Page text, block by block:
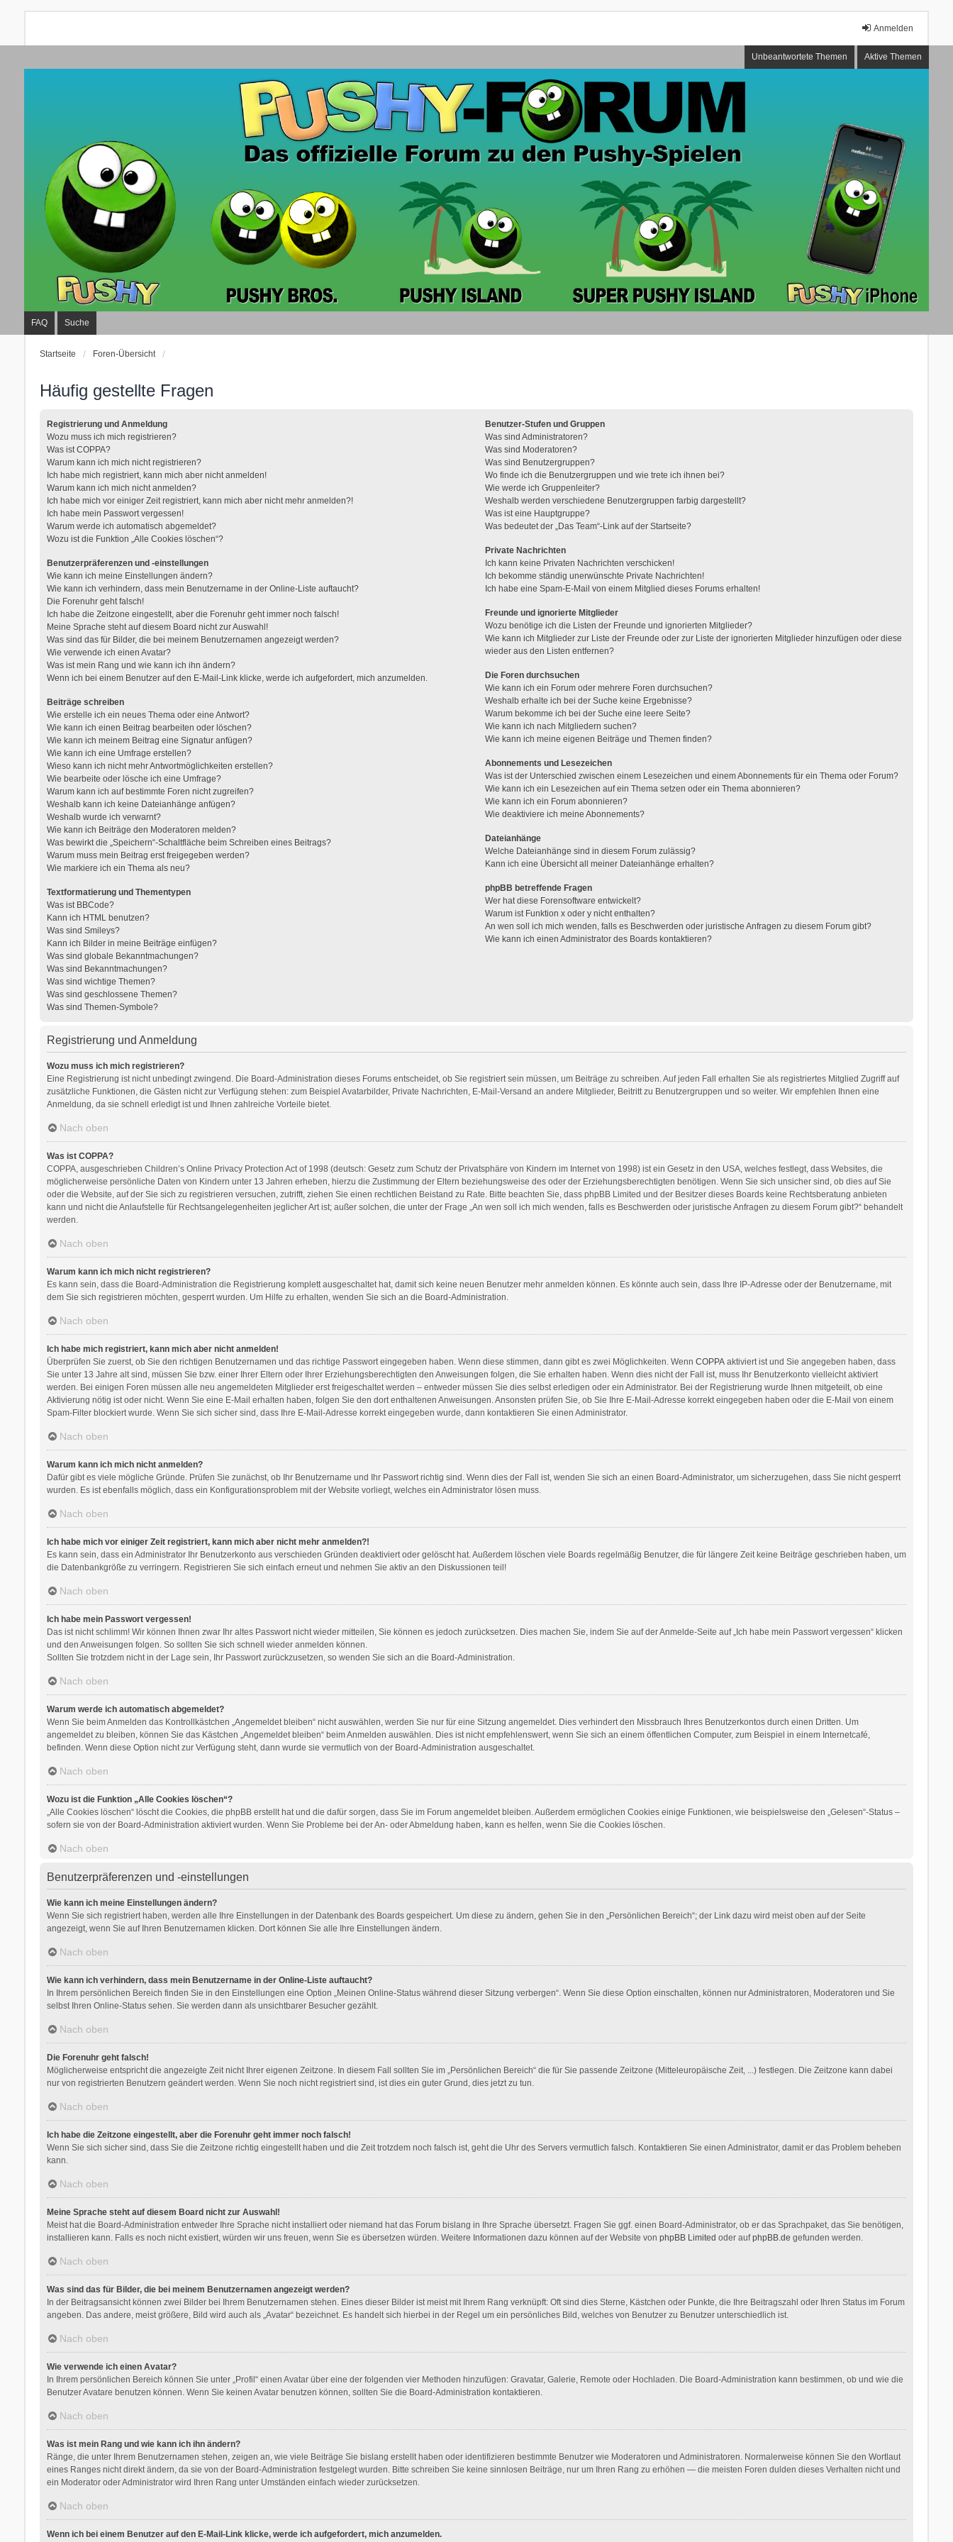
Anmelden
Unbeantwortete Themen Aktive Themen
FAQ Suche
Startseite Foren-Übersicht
Häufig gestellte Fragen
Registrierung und Anmeldung
Wozu muss ich mich registrieren?
Was ist COPPA?
Warum kann ich mich nicht registrieren?
Ich habe mich registriert, kann mich aber nicht anmelden!
Warum kann ich mich nicht anmelden?
Ich habe mich vor einiger Zeit registriert, kann mich aber nicht mehr anmelden?!
Ich habe mein Passwort vergessen!
Warum werde ich automatisch abgemeldet?
Wozu ist die Funktion „Alle Cookies löschen“?
Benutzerpräferenzen und -einstellungen
Wie kann ich meine Einstellungen ändern?
Wie kann ich verhindern, dass mein Benutzername in der Online-Liste auftaucht?
Die Forenuhr geht falsch!
Ich habe die Zeitzone eingestellt, aber die Forenuhr geht immer noch falsch!
Meine Sprache steht auf diesem Board nicht zur Auswahl!
Was sind das für Bilder, die bei meinem Benutzernamen angezeigt werden?
Wie verwende ich einen Avatar?
Was ist mein Rang und wie kann ich ihn ändern?
Wenn ich bei einem Benutzer auf den E-Mail-Link klicke, werde ich aufgefordert, mich anzumelden.
Beiträge schreiben
Wie erstelle ich ein neues Thema oder eine Antwort?
Wie kann ich einen Beitrag bearbeiten oder löschen?
Wie kann ich meinem Beitrag eine Signatur anfügen?
Wie kann ich eine Umfrage erstellen?
Wieso kann ich nicht mehr Antwortmöglichkeiten erstellen?
Wie bearbeite oder lösche ich eine Umfrage?
Warum kann ich auf bestimmte Foren nicht zugreifen?
Weshalb kann ich keine Dateianhänge anfügen?
Weshalb wurde ich verwarnt?
Wie kann ich Beiträge den Moderatoren melden?
Was bewirkt die „Speichern“-Schaltfläche beim Schreiben eines Beitrags?
Warum muss mein Beitrag erst freigegeben werden?
Wie markiere ich ein Thema als neu?
Textformatierung und Thementypen
Was ist BBCode?
Kann ich HTML benutzen?
Was sind Smileys?
Kann ich Bilder in meine Beiträge einfügen?
Was sind globale Bekanntmachungen?
Was sind Bekanntmachungen?
Was sind wichtige Themen?
Was sind geschlossene Themen?
Was sind Themen-Symbole?
Benutzer-Stufen und Gruppen
Was sind Administratoren?
Was sind Moderatoren?
Was sind Benutzergruppen?
Wo finde ich die Benutzergruppen und wie trete ich ihnen bei?
Wie werde ich Gruppenleiter?
Weshalb werden verschiedene Benutzergruppen farbig dargestellt?
Was ist eine Hauptgruppe?
Was bedeutet der „Das Team“-Link auf der Startseite?
Private Nachrichten
Ich kann keine Privaten Nachrichten verschicken!
Ich bekomme ständig unerwünschte Private Nachrichten!
Ich habe eine Spam-E-Mail von einem Mitglied dieses Forums erhalten!
Freunde und ignorierte Mitglieder
Wozu benötige ich die Listen der Freunde und ignorierten Mitglieder?
Wie kann ich Mitglieder zur Liste der Freunde oder zur Liste der ignorierten Mitglieder hinzufügen oder diese
wieder aus den Listen entfernen?
Die Foren durchsuchen
Wie kann ich ein Forum oder mehrere Foren durchsuchen?
Weshalb erhalte ich bei der Suche keine Ergebnisse?
Warum bekomme ich bei der Suche eine leere Seite?
Wie kann ich nach Mitgliedern suchen?
Wie kann ich meine eigenen Beiträge und Themen finden?
Abonnements und Lesezeichen
Was ist der Unterschied zwischen einem Lesezeichen und einem Abonnements für ein Thema oder Forum?
Wie kann ich ein Lesezeichen auf ein Thema setzen oder ein Thema abonnieren?
Wie kann ich ein Forum abonnieren?
Wie deaktiviere ich meine Abonnements?
Dateianhänge
Welche Dateianhänge sind in diesem Forum zulässig?
Kann ich eine Übersicht all meiner Dateianhänge erhalten?
phpBB betreffende Fragen
Wer hat diese Forensoftware entwickelt?
Warum ist Funktion x oder y nicht enthalten?
An wen soll ich mich wenden, falls es Beschwerden oder juristische Anfragen zu diesem Forum gibt?
Wie kann ich einen Administrator des Boards kontaktieren?
Registrierung und Anmeldung
Wozu muss ich mich registrieren?
Eine Registrierung ist nicht unbedingt zwingend. Die Board-Administration dieses Forums entscheidet, ob Sie registriert sein müssen, um Beiträge zu schreiben. Auf jeden Fall erhalten Sie als registriertes Mitglied Zugriff auf
zusätzliche Funktionen, die Gästen nicht zur Verfügung stehen: zum Beispiel Avatarbilder, Private Nachrichten, E-Mail-Versand an andere Mitglieder, Beitritt zu Benutzergruppen und so weiter. Wir empfehlen Ihnen eine
Anmeldung, da sie schnell erledigt ist und Ihnen zahlreiche Vorteile bietet.
Nach oben
Was ist COPPA?
COPPA, ausgeschrieben Children’s Online Privacy Protection Act of 1998 (deutsch: Gesetz zum Schutz der Privatsphäre von Kindern im Internet von 1998) ist ein Gesetz in den USA, welches festlegt, dass Websites, die
möglicherweise persönliche Daten von Kindern unter 13 Jahren erheben, hierzu die Zustimmung der Eltern beziehungsweise des oder der Erziehungsberechtigten benötigen. Wenn Sie sich unsicher sind, ob dies auf Sie
oder die Website, auf der Sie sich zu registrieren versuchen, zutrifft, ziehen Sie einen rechtlichen Beistand zu Rate. Bitte beachten Sie, dass phpBB Limited und der Besitzer dieses Boards keine Rechtsberatung anbieten
kann und nicht die Anlaufstelle für Rechtsangelegenheiten jeglicher Art ist; außer solchen, die unter der Frage „An wen soll ich mich wenden, falls es Beschwerden oder juristische Anfragen zu diesem Forum gibt?“ behandelt
werden.
Nach oben
Warum kann ich mich nicht registrieren?
Es kann sein, dass die Board-Administration die Registrierung komplett ausgeschaltet hat, damit sich keine neuen Benutzer mehr anmelden können. Es könnte auch sein, dass Ihre IP-Adresse oder der Benutzername, mit
dem Sie sich registrieren möchten, gesperrt wurden. Um Hilfe zu erhalten, wenden Sie sich an die Board-Administration.
Nach oben
Ich habe mich registriert, kann mich aber nicht anmelden!
Überprüfen Sie zuerst, ob Sie den richtigen Benutzernamen und das richtige Passwort eingegeben haben. Wenn diese stimmen, dann gibt es zwei Möglichkeiten. Wenn COPPAaktiviert ist und Sie angegeben haben, dass
Sie unter 13 Jahre alt sind, müssen Sie bzw. einer Ihrer Eltern oder Ihrer Erziehungsberechtigten den Anweisungen folgen, die Sie erhalten haben. Wenn dies nicht der Fall ist, muss Ihr Benutzerkonto vielleicht aktiviert
werden. Bei einigen Foren müssen alle neu angemeldeten Mitglieder erst freigeschaltet werden – entweder müssen Sie dies selbst erledigen oder ein Administrator. Bei der Registrierung wurde Ihnen mitgeteilt, ob eine
Aktivierung nötig ist oder nicht. Wenn Sie eine E-Mail erhalten haben, folgen Sie den dort enthaltenen Anweisungen. Ansonsten prüfen Sie, ob Sie Ihre E-Mail-Adresse korrekt eingegeben haben oder die E-Mail von einem
Spam-Filter blockiert wurde. Wenn Sie sich sicher sind, dass Ihre E-Mail-Adresse korrekt eingegeben wurde, dann kontaktieren Sie einen Administrator.
Nach oben
Warum kann ich mich nicht anmelden?
Dafür gibt es viele mögliche Gründe. Prüfen Sie zunächst, ob Ihr Benutzername und Ihr Passwort richtig sind. Wenn dies der Fall ist, wenden Sie sich an einen Board-Administrator, um sicherzugehen, dass Sie nicht gesperrt
wurden. Es ist ebenfalls möglich, dass ein Konfigurationsproblem mit der Website vorliegt, welches ein Administrator lösen muss.
Nach oben
Ich habe mich vor einiger Zeit registriert, kann mich aber nicht mehr anmelden?!
Es kann sein, dass ein Administrator Ihr Benutzerkonto aus verschieden Gründen deaktiviert oder gelöscht hat. Außerdem löschen viele Boards regelmäßig Benutzer, die für längere Zeit keine Beiträge geschrieben haben, um
die Datenbankgröße zu verringern. Registrieren Sie sich einfach erneut und nehmen Sie aktiv an den Diskussionen teil!
Nach oben
Ich habe mein Passwort vergessen!
Das ist nicht schlimm! Wir können Ihnen zwar Ihr altes Passwort nicht wieder mitteilen, Sie können es jedoch zurücksetzen. Dies machen Sie, indem Sie auf der Anmelde-Seite auf „Ich habe mein Passwort vergessen“ klicken
und den Anweisungen folgen. So sollten Sie sich schnell wieder anmelden können.
Sollten Sie trotzdem nicht in der Lage sein, Ihr Passwort zurückzusetzen, so wenden Sie sich an die Board-Administration.
Nach oben
Warum werde ich automatisch abgemeldet?
Wenn Sie beim Anmelden das Kontrollkästchen „Angemeldet bleiben“ nicht auswählen, werden Sie nur für eine Sitzung angemeldet. Dies verhindert den Missbrauch Ihres Benutzerkontos durch einen Dritten. Um
angemeldet zu bleiben, können Sie das Kästchen „Angemeldet bleiben“ beim Anmelden auswählen. Dies ist nicht empfehlenswert, wenn Sie sich an einem öffentlichen Computer, zum Beispiel in einem Internetcafé,
befinden. Wenn diese Option nicht zur Verfügung steht, dann wurde sie vermutlich von der Board-Administration ausgeschaltet.
Nach oben
Wozu ist die Funktion „Alle Cookies löschen“?
„Alle Cookies löschen“ löscht die Cookies, die phpBB erstellt hat und die dafür sorgen, dass Sie im Forum angemeldet bleiben. Außerdem ermöglichen Cookies einige Funktionen, wie beispielsweise den „Gelesen“-Status –
sofern sie von der Board-Administration aktiviert wurden. Wenn Sie Probleme bei der An- oder Abmeldung haben, kann es helfen, wenn Sie die Cookies löschen.
Nach oben
Benutzerpräferenzen und -einstellungen
Wie kann ich meine Einstellungen ändern?
Wenn Sie sich registriert haben, werden alle Ihre Einstellungen in der Datenbank des Boards gespeichert. Um diese zu ändern, gehen Sie in den „Persönlichen Bereich“; der Link dazu wird meist oben auf der Seite
angezeigt, wenn Sie auf Ihren Benutzernamen klicken. Dort können Sie alle Ihre Einstellungen ändern.
Nach oben
Wie kann ich verhindern, dass mein Benutzername in der Online-Liste auftaucht?
In Ihrem persönlichen Bereich finden Sie in den Einstellungen eine Option „Meinen Online-Status während dieser Sitzung verbergen“. Wenn Sie diese Option einschalten, können nur Administratoren, Moderatoren und Sie
selbst Ihren Online-Status sehen. Sie werden dann als unsichtbarer Besucher gezählt.
Nach oben
Die Forenuhr geht falsch!
Möglicherweise entspricht die angezeigte Zeit nicht Ihrer eigenen Zeitzone. In diesem Fall sollten Sie im „Persönlichen Bereich“ die für Sie passende Zeitzone (Mitteleuropäische Zeit, ...) festlegen. Die Zeitzone kann dabei
nur von registrierten Benutzern geändert werden. Wenn Sie noch nicht registriert sind, ist dies ein guter Grund, dies jetzt zu tun.
Nach oben
Ich habe die Zeitzone eingestellt, aber die Forenuhr geht immer noch falsch!
Wenn Sie sich sicher sind, dass Sie die Zeitzone richtig eingestellt haben und die Zeit trotzdem noch falsch ist, geht die Uhr des Servers vermutlich falsch. Kontaktieren Sie einen Administrator, damit er das Problem beheben
kann.
Nach oben
Meine Sprache steht auf diesem Board nicht zur Auswahl!
Meist hat die Board-Administration entweder Ihre Sprache nicht installiert oder niemand hat das Forum bislang in Ihre Sprache übersetzt. Fragen Sie ggf. einen Board-Administrator, ob er das Sprachpaket, das Sie benötigen,
installieren kann. Falls es noch nicht existiert, würden wir uns freuen, wenn Sie es übersetzen würden. Weitere Informationen dazu können auf der Website von phpBB Limited oder aufphpBB.de gefunden werden.
Nach oben
Was sind das für Bilder, die bei meinem Benutzernamen angezeigt werden?
In der Beitragsansicht können zwei Bilder bei Ihrem Benutzernamen stehen. Eines dieser Bilder ist meist mit Ihrem Rang verknüpft: Oft sind dies Sterne, Kästchen oder Punkte, die Ihre Beitragszahl oder Ihren Status im Forum
angeben. Das andere, meist größere, Bild wird auch als „Avatar“ bezeichnet. Es handelt sich hierbei in der Regel um ein persönliches Bild, welches von Benutzer zu Benutzer unterschiedlich ist.
Nach oben
Wie verwende ich einen Avatar?
In Ihrem persönlichen Bereich können Sie unter „Profil“ einen Avatar über eine der folgenden vier Methoden hinzufügen: Gravatar, Galerie, Remote oder Hochladen. Die Board-Administration kann bestimmen, ob und wie die
Benutzer Avatare benutzen können. Wenn Sie keinen Avatar benutzen können, sollten Sie die Board-Administration kontaktieren.
Nach oben
Was ist mein Rang und wie kann ich ihn ändern?
Ränge, die unter Ihrem Benutzernamen stehen, zeigen an, wie viele Beiträge Sie bislang erstellt haben oder identifizieren bestimmte Benutzer wie Moderatoren und Administratoren. Normalerweise können Sie den Wortlaut
eines Ranges nicht direkt ändern, da sie von der Board-Administration festgelegt wurden. Bitte schreiben Sie keine sinnlosen Beiträge, nur um Ihren Rang zu erhöhen — die meisten Foren dulden dieses Verhalten nicht und
ein Moderator oder Administrator wird Ihren Rang unter Umständen einfach wieder zurücksetzen.
Nach oben
Wenn ich bei einem Benutzer auf den E-Mail-Link klicke, werde ich aufgefordert, mich anzumelden.